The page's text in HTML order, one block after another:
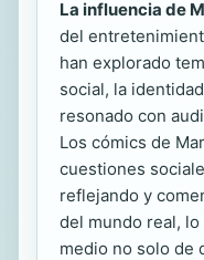
La influencia de
del
han explorado
social, la
resonado con
Los cómics de
cuestiones
reflejando y
del mundo real,
medio no solo de